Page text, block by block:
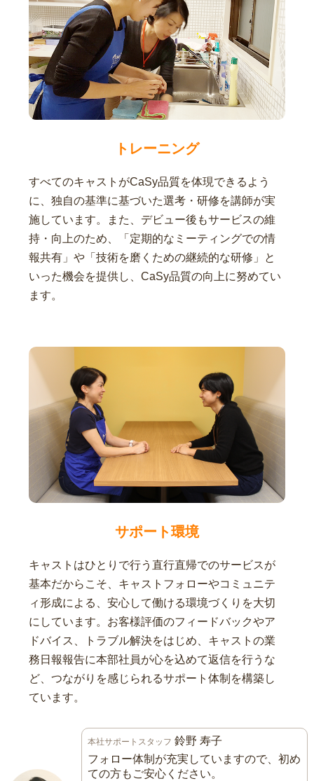
トレーニング
すべてのキャストがCaSy品質を体現できるよう
に、独自の基準に基づいた選考・研修を講師が実
施しています。また、デビュー後もサービスの維
持・向上のため、「定期的なミーティングでの情
報共有」や「技術を磨くための継続的な研修」と
いった機会を提供し、CaSy品質の向上に努めてい
ます。
サポート環境
キャストはひとりで行う直行直帰でのサービスが
基本だからこそ、キャストフォローやコミュニテ
ィ形成による、安心して働ける環境づくりを大切
にしています。お客様評価のフィードバックやア
ドバイス、トラブル解決をはじめ、キャストの業
務日報報告に本部社員が心を込めて返信を行うな
ど、つながりを感じられるサポート体制を構築し
ています。
本社サポートスタッフ 鈴野 寿子
フォロー体制が充実していますので、初め
ての方もご安心ください。